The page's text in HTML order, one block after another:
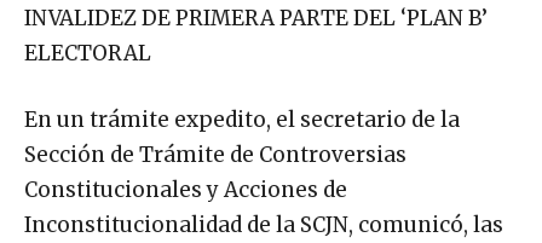
INVALIDEZ DE PRIMERA PARTE DEL ‘PLAN B’
ELECTORAL
En un trámite expedito, el secretario de la
Sección de Trámite de Controversias
Constitucionales y Acciones de
Inconstitucionalidad de la SCJN, comunicó, las